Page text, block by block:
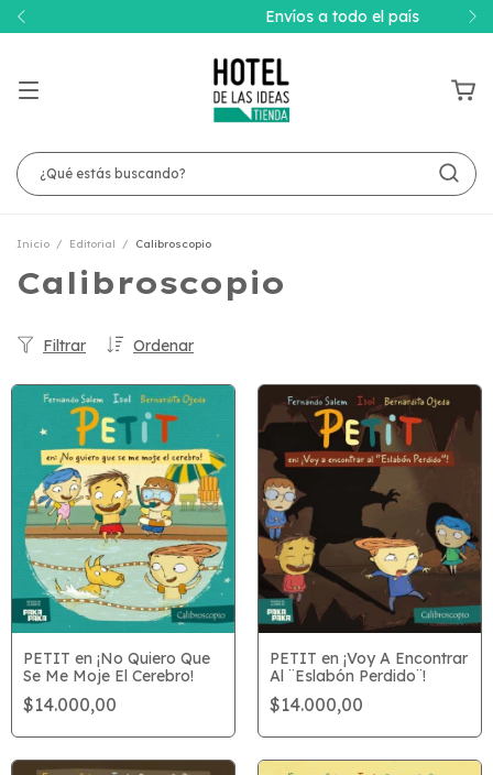
Envíos a todo el país
Inicio / Editorial / Calibroscopio
Calibroscopio
Ordenar
Filtrar
PETIT en ¡No Quiero Que
Se Me Moje El Cerebro!
$14.000,00
PETIT en ¡Voy A Encontrar
Al ¨Eslabón Perdido¨!
$14.000,00